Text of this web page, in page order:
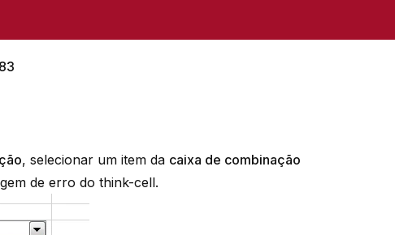
, selecionar um item da caixa de combinação
de erro do think-cell.